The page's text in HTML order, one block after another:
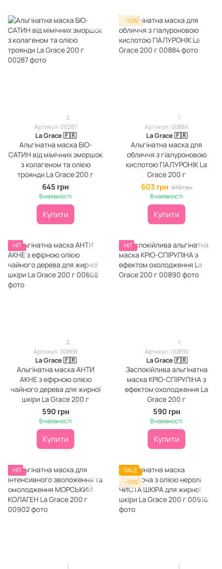
2
Артикул: 00287
La Grace 🇫🇷
Альгінатна маска БІО-
САТИН від мімічних зморшок
з колагеном та олією
троянди La Grace 200 г
645 грн
В наявності
Купити
−10%
1
Артикул: 00884
La Grace 🇫🇷
Альгінатна маска для
обличчя з гіалуроновою
кислотою ГІАЛУРОНІК La
Grace 200 г
603 грн 670 грн
В наявності
Купити
HIT
2
Артикул: 00868
La Grace 🇫🇷
Альгінатна маска АНТИ
АКНЕ з ефірною олією
чайного дерева для жирної
шкіри La Grace 200 г
590 грн
В наявності
Купити
HIT
1
Артикул: 00890
La Grace 🇫🇷
Заспокійлива альгінатна
маска КРІО-СПІРУЛІНА з
ефектом охолодження La
Grace 200 г
590 грн
В наявності
Купити
HIT
1
SALE
−10%
1